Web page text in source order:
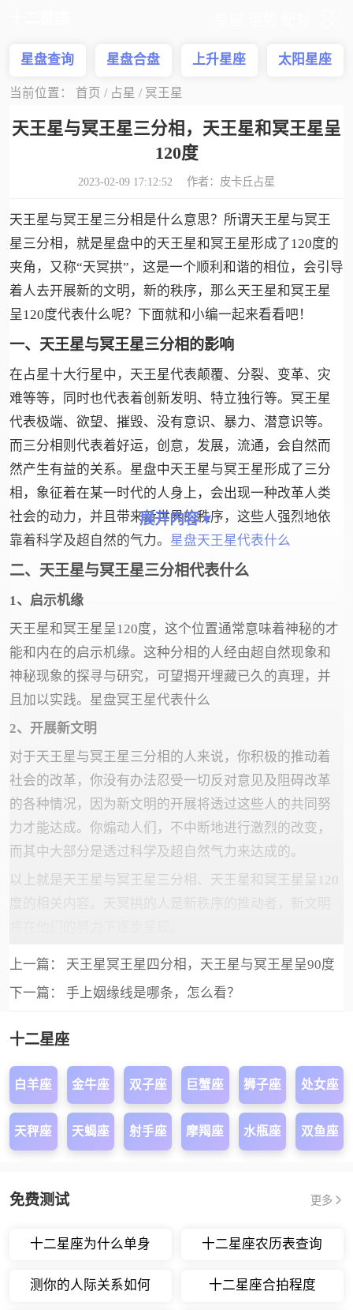
星盘查询 星盘合盘 上升星座 太阳星座
当前位置： 首页 / 占星 / 冥王星
天王星与冥王星三分相，天王星和冥王星呈
120度
2023-02-09 17:12:52 作者： 皮卡丘占星
天王星与冥王星三分相是什么意思？所谓天王星与冥王
星三分相，就是星盘中的天王星和冥王星形成了120度的
夹角，又称“天冥拱”，这是一个顺利和谐的相位，会引导
着人去开展新的文明，新的秩序，那么天王星和冥王星
呈120度代表什么呢？下面就和小编一起来看看吧！
一、天王星与冥王星三分相的影响
在占星十大行星中，天王星代表颠覆、分裂、变革、灾
难等等，同时也代表着创新发明、特立独行等。冥王星
代表极端、欲望、摧毁、没有意识、暴力、潜意识等。
而三分相则代表着好运，创意，发展，流通，会自然而
然产生有益的关系。星盘中天王星与冥王星形成了三分
相，象征着在某一时代的人身上，会出现一种改革人类
社会的动力，并且带来新世界的秩序，这些人强烈地依
靠着科学及超自然的气力。 星盘天王星代表什么
二、天王星与冥王星三分相代表什么
1、启示机缘
天王星和冥王星呈120度，这个位置通常意味着神秘的才
能和内在的启示机缘。这种分相的人经由超自然现象和
神秘现象的探寻与研究，可望揭开埋藏已久的真理，并
且加以实践。星盘冥王星代表什么
2、开展新文明
对于天王星与冥王星三分相的人来说，你积极的推动着
社会的改革，你没有办法忍受一切反对意见及阻碍改革
的各种情况，因为新文明的开展将透过这些人的共同努
力才能达成。你煽动人们，不中断地进行激烈的改变，
而其中大部分是透过科学及超自然气力来达成的。
以上就是天王星与冥王星三分相、天王星和冥王星呈120
展开内容▼
上一篇： 天王星冥王星四分相，天王星与冥王星呈90度
下一篇： 手上姻缘线是哪条，怎么看？
十二星座
白羊座 金牛座 双子座 巨蟹座 狮子座 处女座
天秤座 天蝎座 射手座 摩羯座 水瓶座 双鱼座
免费测试 更多
十二星座为什么单身 十二星座农历表查询
测你的人际关系如何 十二星座合拍程度